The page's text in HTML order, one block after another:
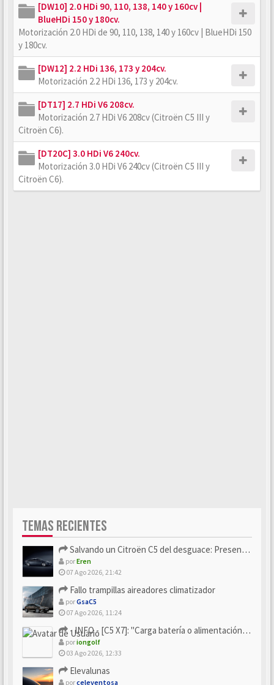
[DW10] 2.0 HDi 90, 110, 138, 140 y 160cv |
BlueHDi 150 y 180cv.
Motorización 2.0 HDi de 90, 110, 138, 140 y 160cv | BlueHDi 150
y 180cv.
[DW12] 2.2 HDi 136, 173 y 204cv.
Motorización 2.2 HDi 136, 173 y 204cv.
[DT17] 2.7 HDi V6 208cv.
Motorización 2.7 HDi V6 208cv (Citroën C5 III y
Citroën C6).
[DT20C] 3.0 HDi V6 240cv.
Motorización 3.0 HDi V6 240cv (Citroën C5 III y
Citroën C6).
TEMAS RECIENTES
Salvando un Citroën C5 del desguace: Presentación y seguimiento
porEren
07 Ago 2026, 21:42
Fallo trampillas aireadores climatizador
porGsaC5
07 Ago 2026, 11:24
- INFO - [C5 X7]: "Carga batería o alimentación eléctri...
poriongolf
03 Ago 2026, 12:33
Elevalunas
porceleventosa